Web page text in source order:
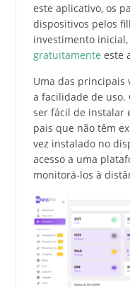
este aplicativo, os
dispositivos pelos
investimento
gratuitamente este
Uma das principais
a facilidade de uso.
ser fácil de instalar
pais que não têm
vez instalado no
acesso a uma
monitorá-los à